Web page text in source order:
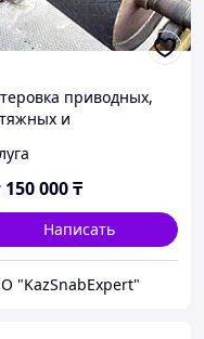
вырезная
приводных,
и
150 000₸
Написать
"KazSnabExpert"